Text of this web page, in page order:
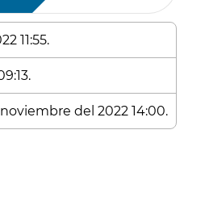
11:55.
del 2022 14:00.